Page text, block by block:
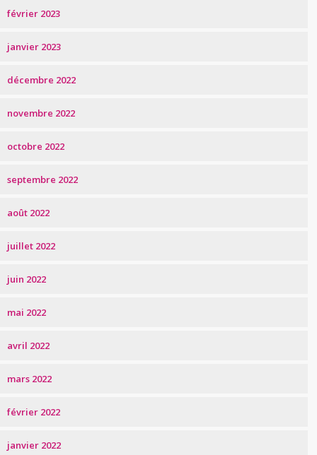
février 2023
janvier 2023
décembre 2022
novembre 2022
octobre 2022
septembre 2022
août 2022
juillet 2022
juin 2022
mai 2022
avril 2022
mars 2022
février 2022
janvier 2022